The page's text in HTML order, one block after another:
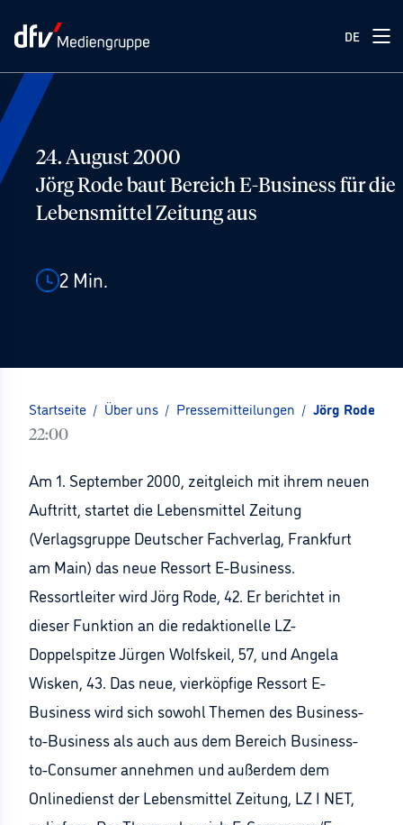
DE
24. August 2000
Jörg Rode baut Bereich E-Business für die
Lebensmittel Zeitung aus
2 Min.
Startseite / Über uns / Pressemitteilungen / Jörg Rode
22:00
Am 1. September 2000, zeitgleich mit ihrem neuen
Auftritt, startet die Lebensmittel Zeitung
(Verlagsgruppe Deutscher Fachverlag, Frankfurt
am Main) das neue Ressort E-Business.
Ressortleiter wird Jörg Rode, 42. Er berichtet in
dieser Funktion an die redaktionelle LZ-
Doppelspitze Jürgen Wolfskeil, 57, und Angela
Wisken, 43. Das neue, vierköpfige Ressort E-
Business wird sich sowohl Themen des Business-
to-Business als auch aus dem Bereich Business-
to-Consumer annehmen und außerdem dem
Onlinedienst der Lebensmittel Zeitung, LZ I NET,